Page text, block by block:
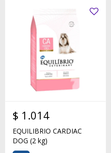
$ 1.014
EQUILIBRIO CARDIAC
DOG (2 kg)